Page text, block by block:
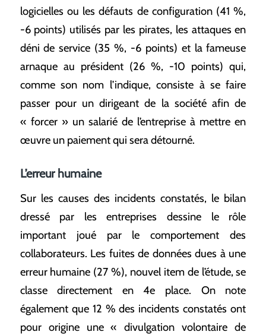
logicielles ou les défauts de configuration (41 %,
-6 points) utilisés par les pirates, les attaques en
déni de service (35 %, -6 points) et la fameuse
arnaque au président (26 %, -10 points) qui,
comme son nom l’indique, consiste à se faire
passer pour un dirigeant de la société afin de
« forcer » un salarié de l’entreprise à mettre en
œuvre un paiement qui sera détourné.
L’erreur humaine
Sur les causes des incidents constatés, le bilan
dressé par les entreprises dessine le rôle
important joué par le comportement des
collaborateurs. Les fuites de données dues à une
erreur humaine (27 %), nouvel item de l’étude, se
classe directement en 4e place. On note
également que 12 % des incidents constatés ont
pour origine une « divulgation volontaire de